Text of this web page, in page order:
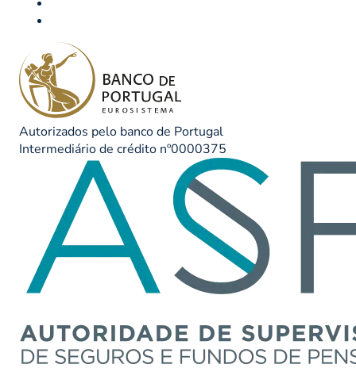
Autorizados pelo banco de Portugal
Intermediário de crédito nº0000375